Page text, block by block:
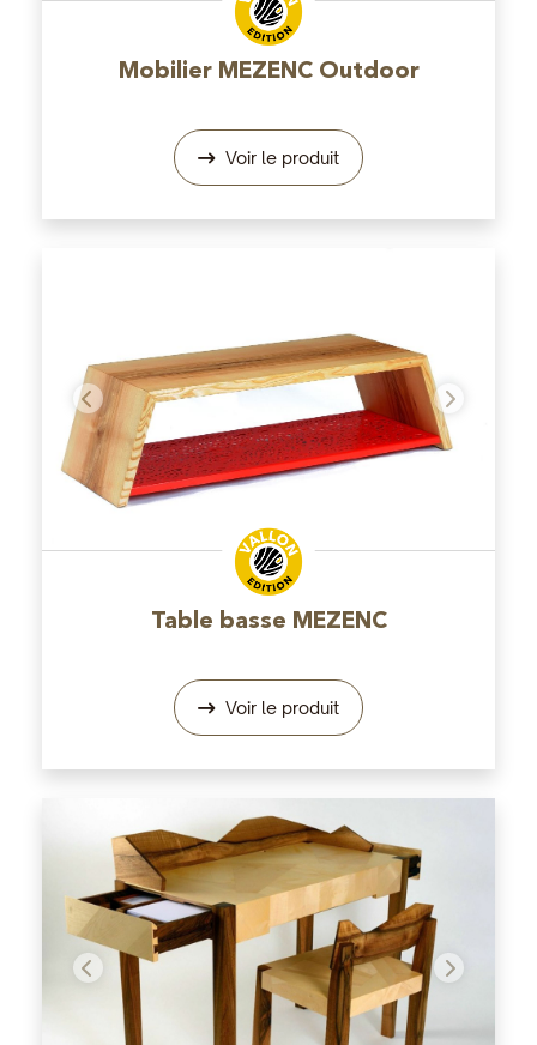
Mobilier MEZENC Outdoor
Voir le produit
Précédent
Table basse MEZENC
Voir le produit
Précédent Suivant